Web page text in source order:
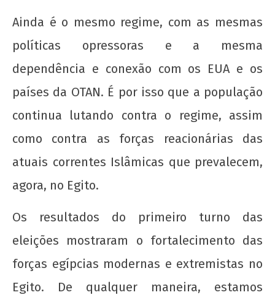
A Munição da Direita Não é Travesti
22 de
agosto
de
2012
admin
20 de Novembro - Dia da Consciência Negra
Ainda é o mesmo regime, com as mesmas
políticas opressoras e a mesma
dependência e conexão com os EUA e os
países da OTAN. É por isso que a população
continua lutando contra o regime, assim
como contra as forças reacionárias das
atuais correntes Islâmicas que prevalecem,
agora, no Egito.
Os resultados do primeiro turno das
eleições mostraram o fortalecimento das
forças egípcias modernas e extremistas no
Egito. De qualquer maneira, estamos